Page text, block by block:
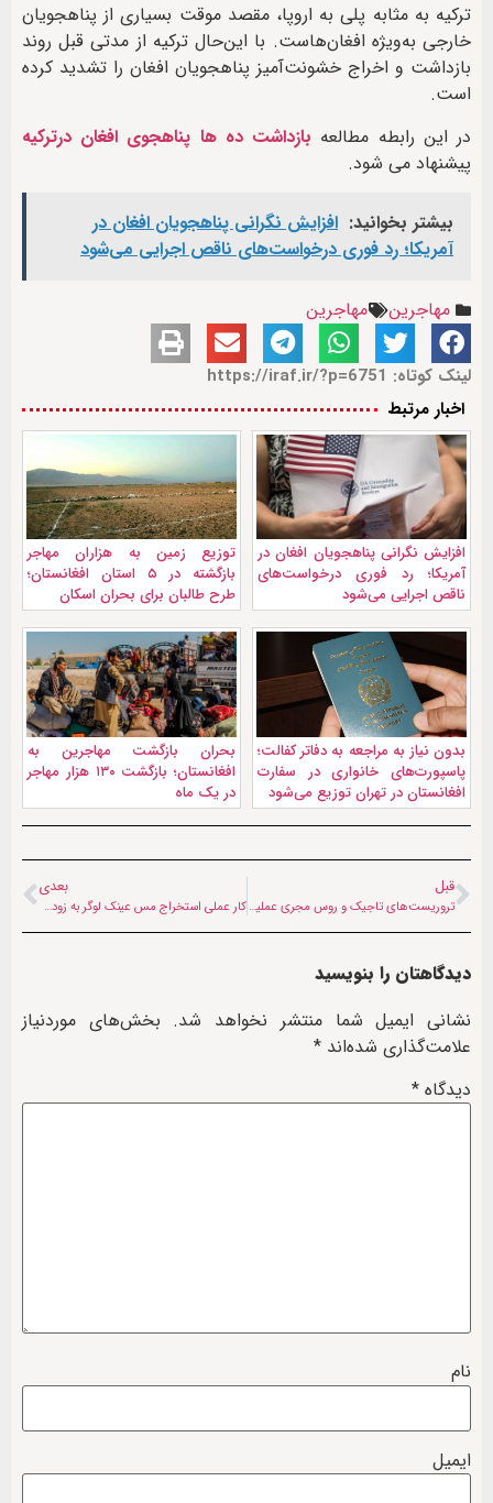
ترکیه به مثابه پلی به اروپا، مقصد موقت بسیاری از پناهجویان
خارجی به‌ویژه افغان‌هاست. با این‌حال ترکیه از مدتی قبل روند
بازداشت و اخراج خشونت‌آمیز پناهجویان افغان را تشدید کرده
است.
در این رابطه مطالعه بازداشت ده ها پناهجوی افغان درترکیه
پیشنهاد می شود.
بیشتر بخوانید: افزایش نگرانی پناهجویان افغان در
آمریکا؛ رد فوری درخواست‌های ناقص اجرایی می‌شود
مهاجرین مهاجرین
لینک کوتاه: https://iraf.ir/?p=6751
اخبار مرتبط
افزایش نگرانی پناهجویان افغان در
آمریکا؛ رد فوری درخواست‌های
ناقص اجرایی می‌شود
توزیع زمین به هزاران مهاجر
بازگشته در ۵ استان افغانستان؛
طرح طالبان برای بحران اسکان
بدون نیاز به مراجعه به دفاتر کفالت؛
پاسپورت‌های خانواری در سفارت
افغانستان در تهران توزیع می‌شود
بحران بازگشت مهاجرین به
افغانستان؛ بازگشت ۱۳۰ هزار مهاجر
در یک ماه
قبل
تروریست‌های تاجیک و روس مجری عملیات تروریستی استانبول + تصاویر
بعدی
کار عملی استخراج مس عینک لوگر به زودی آغاز می‌شود
دیدگاهتان را بنویسید
نشانی ایمیل شما منتشر نخواهد شد. بخش‌های موردنیاز
علامت‌گذاری شده‌اند *
دیدگاه *
نام
ایمیل